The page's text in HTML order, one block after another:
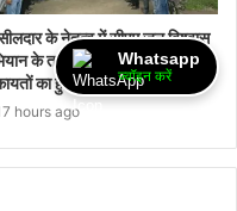
के नेतृत्व में सीएम जन विश्वास
के तहत औचक निरीक्षण,
का हुआ मौके पर निराकरण
hours ago
Whatsapp
ज्वॉइन करें